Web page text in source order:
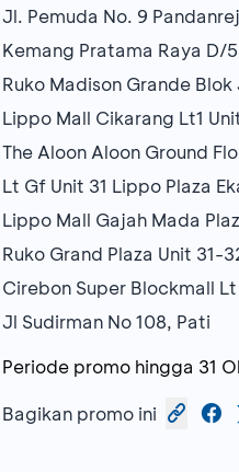
Jl. Pemuda No. 9
Kemang Pratama Raya D/
Ruko Madison Grande
Lippo Mall Cikarang Lt1
The Aloon Aloon Ground
Lt Gf Unit 31 Lippo Plaza
Lippo Mall Gajah Mada
Ruko Grand Plaza Unit 31-
Cirebon Super Blockmall
Jl Sudirman No 108, Pati
Periode promo hingga 31
Bagikan promo ini